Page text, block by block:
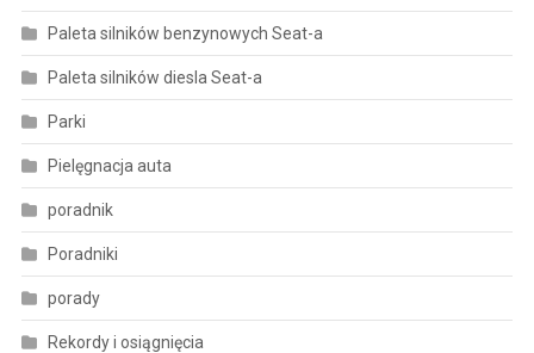
Paleta silników benzynowych Seat-a
Paleta silników diesla Seat-a
Parki
Pielęgnacja auta
poradnik
Poradniki
porady
Rekordy i osiągnięcia